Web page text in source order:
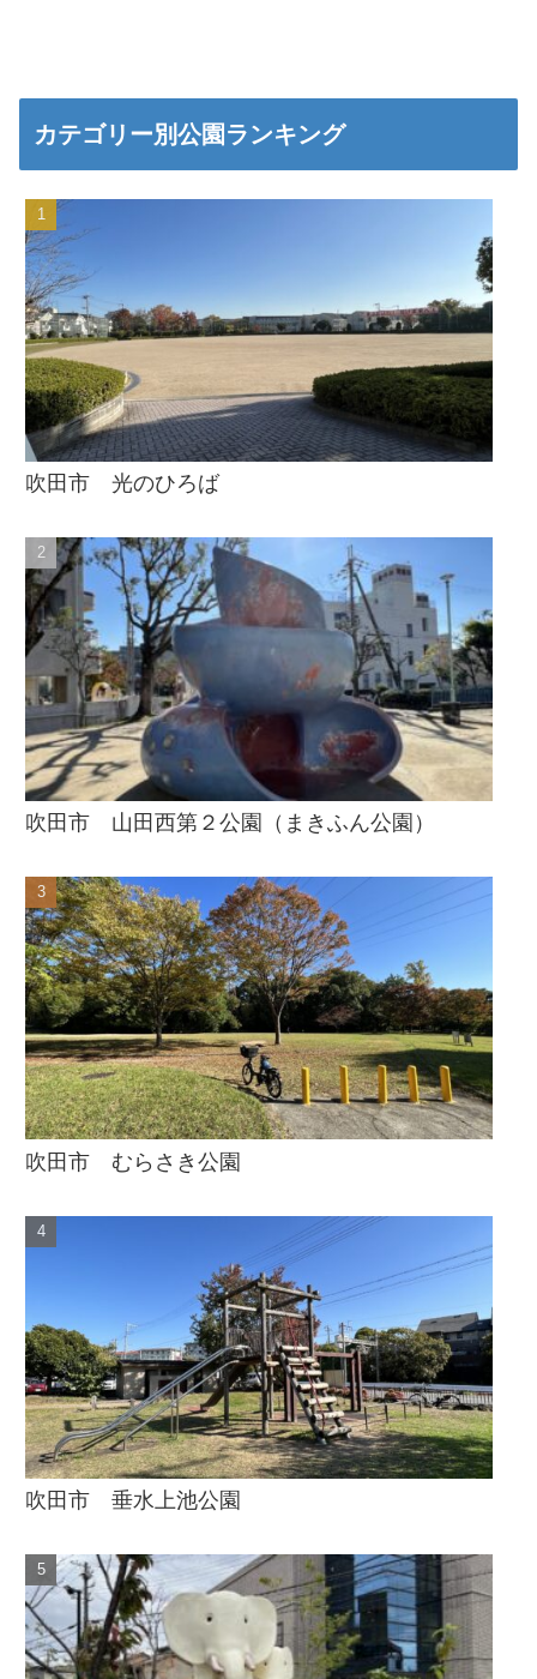
カテゴリー別公園ランキング
吹田市 光のひろば
吹田市 山田西第２公園（まきふん公園）
吹田市 むらさき公園
吹田市 垂水上池公園